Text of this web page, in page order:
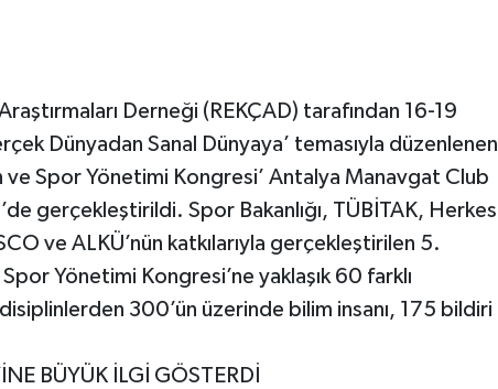
Derneği (REKÇAD) tarafından 16-19
Dünyadan Sanal Dünyaya’ temasıyla düzenlenen
ve Spor Yönetimi Kongresi’ Antalya Manavgat Club
gerçekleştirildi. Spor Bakanlığı, TÜBİTAK, Herkes
ve ALKÜ’nün katkılarıyla gerçekleştirilen 5.
Yönetimi Kongresi’ne yaklaşık 60 farklı
300’ün üzerinde bilim insanı, 175 bildiri
BÜYÜK İLGİ GÖSTERDİ